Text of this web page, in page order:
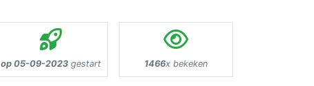
op 05-09-2023 gestart 1466x bekeken